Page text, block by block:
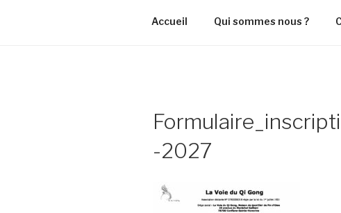
Accueil Qui sommes nous ?
-2027